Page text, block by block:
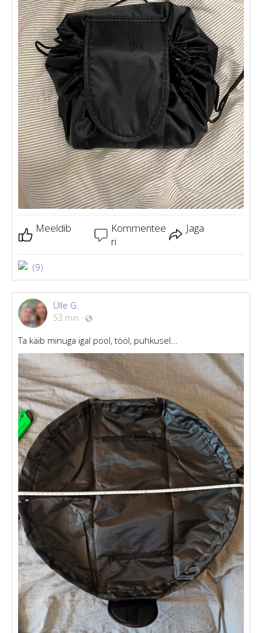
Meeldib
Kommentee
ri
Jaga
(9)
Ülle G.
53 min ·
Ta käib minuga igal pool, tööl, puhkusel...